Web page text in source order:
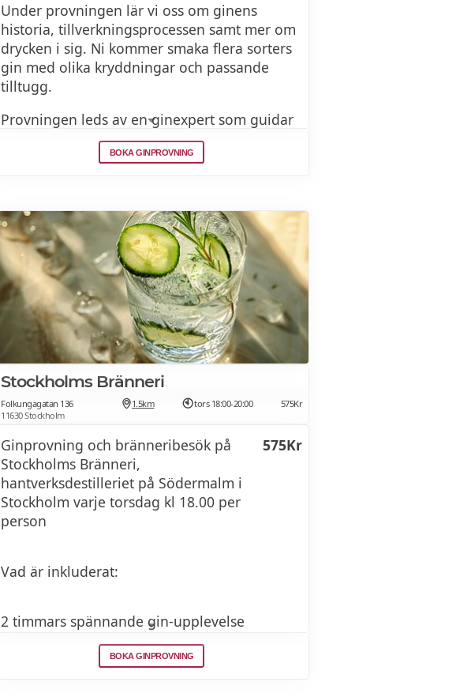
Under provningen lär vi oss om ginens
historia, tillverkningsprocessen samt mer om
drycken i sig. Ni kommer smaka flera sorters
gin med olika kryddningar och passande
tilltugg.
Provningen leds av en ginexpert som guidar
dig genom ginets smakvärld under en ca 90
minuters provning.
DATUM 2026
17 september 2026 kl 18:00
Klassisk ginprovning på Bredvid
trädgår'n
649Kr
BOKA GINPROVNING
Stockholms Bränneri
Folkungagatan 136
11630 Stockholm
1.5km tors 18:00-20:00 575Kr
Ginprovning och bränneribesök på
Stockholms Bränneri,
hantverksdestilleriet på Södermalm i
Stockholm varje torsdag kl 18.00 per
person
575Kr
Vad är inkluderat:
2 timmars spännande gin-upplevelse
Destillerivisning och historien bakom
Stockholms Bränneri
BOKA GINPROVNING